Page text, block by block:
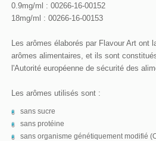
0.9mg/ml : 00266-16-00152
18mg/ml : 00266-16-00153
Les arômes élaborés par Flavour Art ont
arômes alimentaires, et ils sont
l'Autorité européenne de sécurité des
Les arômes utilisés sont :
sans sucre
sans protéine
sans organisme génétiquement modifié